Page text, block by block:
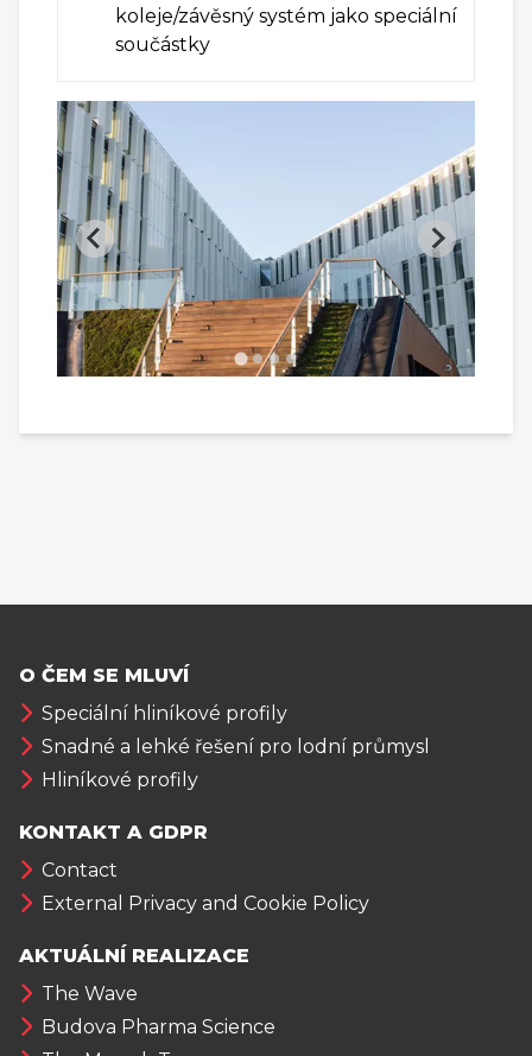
koleje/závěsný systém jako speciální
součástky
O ČEM SE MLUVÍ
Speciální hliníkové profily
Snadné a lehké řešení pro lodní průmysl
Hliníkové profily
KONTAKT A GDPR
Contact
External Privacy and Cookie Policy
AKTUÁLNÍ REALIZACE
The Wave
Budova Pharma Science